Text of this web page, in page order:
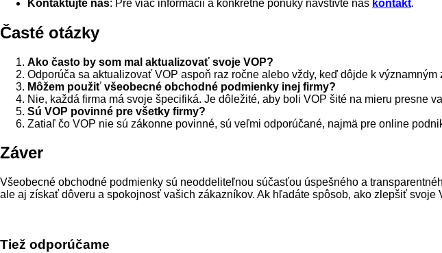
Kontaktujte nás: Pre viac informácií a konkrétne ponuky navštívte náš kontakt.
Časté otázky
Ako často by som mal aktualizovať svoje VOP?
Odporúča sa aktualizovať VOP aspoň raz ročne alebo vždy, keď dôjde k
Môžem použiť všeobecné obchodné podmienky inej firmy?
Nie, každá firma má svoje špecifiká. Je dôležité, aby boli VOP šité na mieru presne
Sú VOP povinné pre všetky firmy?
Zatiaľ čo VOP nie sú zákonne povinné, sú veľmi odporúčané, najmä pre online
Záver
Všeobecné obchodné podmienky sú neoddeliteľnou súčasťou úspešného a
ale aj získať dôveru a spokojnosť vašich zákazníkov. Ak hľadáte spôsob, ako zlepšiť svoje
Tiež odporúčame